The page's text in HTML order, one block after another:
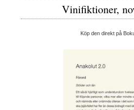
Vinifiktioner,
Köp den direkt på